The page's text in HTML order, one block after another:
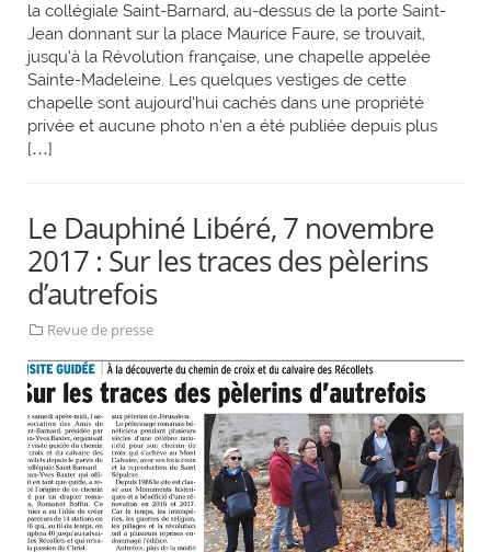
la collégiale Saint-Barnard, au-dessus de la porte Saint-
Jean donnant sur la place Maurice Faure, se trouvait,
jusqu’à la Révolution française, une chapelle appelée
Sainte-Madeleine. Les quelques vestiges de cette
chapelle sont aujourd’hui cachés dans une propriété
privée et aucune photo n’en a été publiée depuis plus
[…]
Le Dauphiné Libéré, 7 novembre
2017 : Sur les traces des pèlerins
d’autrefois
Revue de presse